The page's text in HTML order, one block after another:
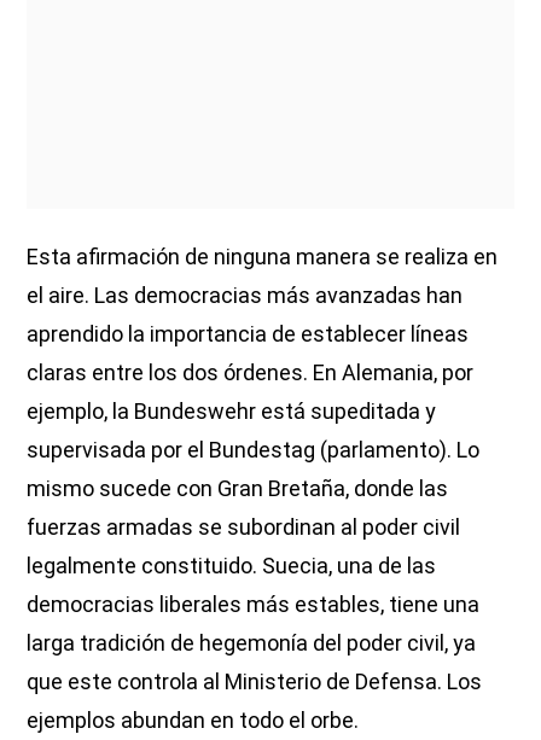
Esta afirmación de ninguna manera se realiza en
el aire. Las democracias más avanzadas han
aprendido la importancia de establecer líneas
claras entre los dos órdenes. En Alemania, por
ejemplo, la Bundeswehr está supeditada y
supervisada por el Bundestag (parlamento). Lo
mismo sucede con Gran Bretaña, donde las
fuerzas armadas se subordinan al poder civil
legalmente constituido. Suecia, una de las
democracias liberales más estables, tiene una
larga tradición de hegemonía del poder civil, ya
que este controla al Ministerio de Defensa. Los
ejemplos abundan en todo el orbe.